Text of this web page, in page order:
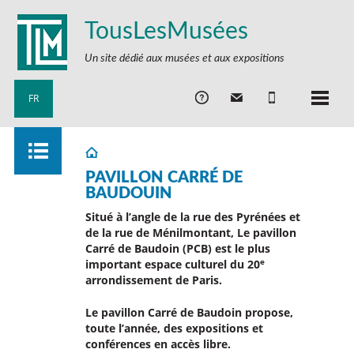
TousLesMusées
Un site dédié aux musées et aux expositions
FR
PAVILLON CARRÉ DE
BAUDOUIN
Situé à l’angle de la rue des Pyrénées et
de la rue de Ménilmontant, Le pavillon
Carré de Baudoin (PCB) est le plus
important espace culturel du 20e
arrondissement de Paris.
Le pavillon Carré de Baudoin propose,
toute l’année, des expositions et
conférences en accès libre.